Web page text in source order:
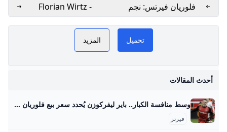
فلوريان فيرتس: نجم
كرة القدم الألماني
الشاب
Florian Wirtz -
Statistiques
Transferts
تحميل المزيد
أحدث المقالات
وسط منافسة الكبار.. باير ليفركوزن يُحدد سعر بيع فلوريان فيرتز صحيفة الوطن حدد مسئولو نادي باير ليفركوزن الألماني سعر بيع فلوريان فيرتز، لاعب خط وسط الفريق الأول لكرة القدم بالنادي، في الميركاتو الصيفي المقبل، وذلك في ظل وجود منافسة مشتعلة بين كبار الأندية الأوروبية… {{ article.article_subtitle }} {{ authorName() }} {{ article.author_description }} {{ article.formatted_date }}epa11762162 Florian Wirtz of Leverkusen celebrates after scoring the 1-0 lead during the German Bundesliga soccer match between Bayer 04 Leverkusen and FC St. Pauli in Leverkusen, Germany, 07 December 2024.
فيرتز